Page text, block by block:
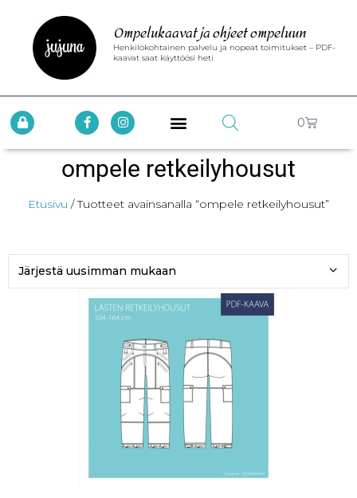
Ompelukaavat ja ohjeet ompeluun
Henkilökohtainen palvelu ja nopeat toimitukset – PDF-
kaavat saat käyttöösi heti
0
ompele retkeilyhousut
Etusivu / Tuotteet avainsanalla “ompele retkeilyhousut”